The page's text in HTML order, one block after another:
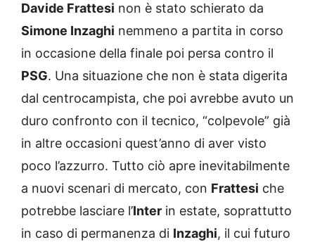
Davide Frattesi non è stato schierato da
Simone Inzaghi nemmeno a partita in corso
in occasione della finale poi persa contro il
PSG. Una situazione che non è stata digerita
dal centrocampista, che poi avrebbe avuto un
duro confronto con il tecnico, “colpevole” già
in altre occasioni quest’anno di aver visto
poco l’azzurro. Tutto ciò apre inevitabilmente
a nuovi scenari di mercato, con Frattesi che
potrebbe lasciare l’Inter in estate, soprattutto
in caso di permanenza di Inzaghi, il cui futuro